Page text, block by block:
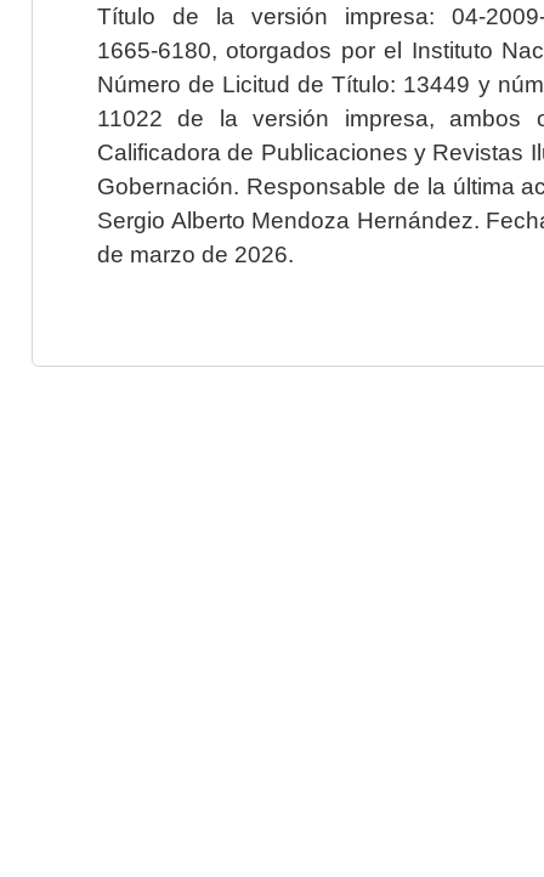
Título de la versión impresa: 04-2009-
1665-6180, otorgados por el Instituto
Número de Licitud de Título: 13449 y
11022 de la versión impresa, ambos
Calificadora de Publicaciones y Revistas
Gobernación. Responsable de la última
Sergio Alberto Mendoza Hernández.
de marzo de 2026.